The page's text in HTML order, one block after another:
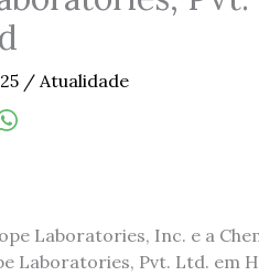
/ Atualidade
Laboratories, Inc. e a
Laboratories, Pvt. Ltd. em